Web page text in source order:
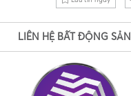
LIÊN HỆ BẤT ĐỘNG SẢN